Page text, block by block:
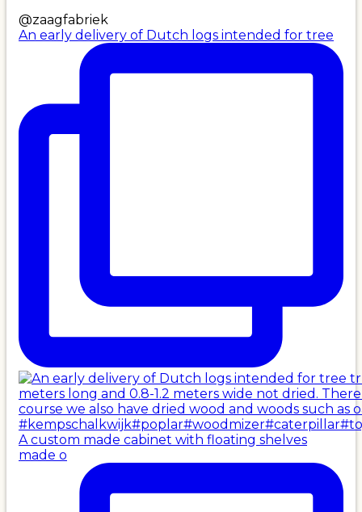
@zaagfabriek
An early delivery of Dutch logs intended for tree
A custom made cabinet with floating shelves
made o